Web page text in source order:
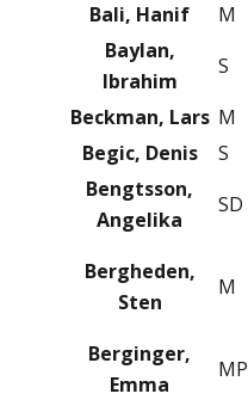
Bali, Hanif
M
Baylan,
Ibrahim
S
Beckman, Lars M
Begic, Denis
S
Bengtsson,
Angelika
SD
Bergheden,
Sten
M
Berginger,
Emma
MP